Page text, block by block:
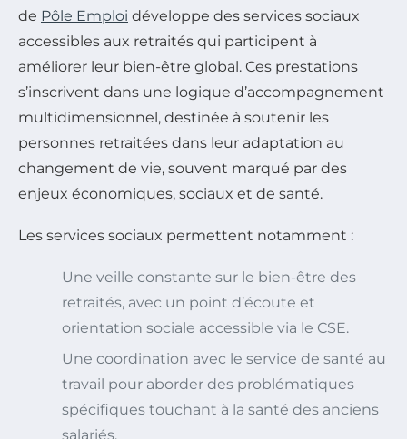
de Pôle Emploi développe des services sociaux
accessibles aux retraités qui participent à
améliorer leur bien-être global. Ces prestations
s’inscrivent dans une logique d’accompagnement
multidimensionnel, destinée à soutenir les
personnes retraitées dans leur adaptation au
changement de vie, souvent marqué par des
enjeux économiques, sociaux et de santé.
Les services sociaux permettent notamment :
Une veille constante sur le bien-être des
retraités, avec un point d’écoute et
orientation sociale accessible via le CSE.
Une coordination avec le service de santé au
travail pour aborder des problématiques
spécifiques touchant à la santé des anciens
salariés.